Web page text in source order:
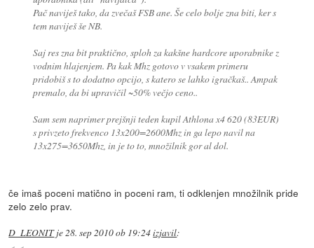
Pač naviješ tako, da zvečaš FSB ane. Še celo bolje zna biti, ker s
tem naviješ še NB.
Saj res zna bit praktično, sploh za kakšne hardcore uporabnike z
vodnim hlajenjem. Pa kak Mhz gotovo v vsakem primeru
pridobiš s to dodatno opcijo, s katero se lahko igračkaš.. Ampak
premalo, da bi upravičil ~50% večjo ceno..
Sam sem naprimer prejšnji teden kupil Athlona x4 620 (83EUR)
s privzeto frekvenco 13x200=2600Mhz in ga lepo navil na
13x275=3650Mhz, in je to to, množilnik gor al dol.
če imaš poceni matično in poceni ram, ti odklenjen množilnik pride
zelo zelo prav.
D_LEONITje 28. sep 2010 ob 19:24izjavil: